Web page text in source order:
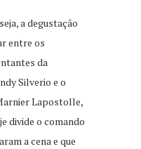
a degustação
entre os
da
Silverio e o
Lapostolle,
divide o comando
a cena e que